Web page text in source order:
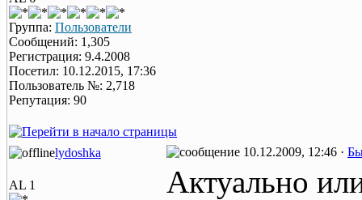
Группа: Пользователи
Сообщений: 1,305
Регистрация: 9.4.2008
Посетил: 10.12.2015, 17:36
Пользователь №: 2,718
Репутация: 90
lydoshka 10.12.2009, 12:46 ·
AL 1
Актуально